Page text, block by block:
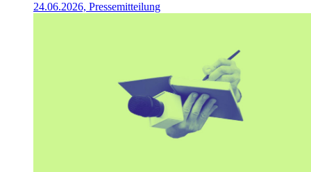
24.06.2026, Pressemitteilung